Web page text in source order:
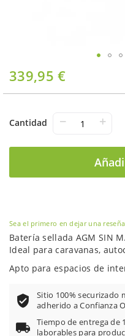
339,95 €
Cantidad − +
Saltar
al
comienzo
la
Sea el primero en dejar una
Batería sellada AGM SIN
Ideal para caravanas,
Apto para espacios de
Sitio 100% securizado
adherido a Confianza
Tiempo de entrega de
laborables para